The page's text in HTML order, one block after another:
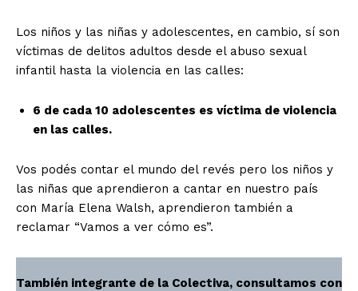
Los niños y las niñas y adolescentes, en cambio, sí son
víctimas de delitos adultos desde el abuso sexual
infantil hasta la violencia en las calles:
6 de cada 10 adolescentes es víctima de violencia
en las calles.
Vos podés contar el mundo del revés pero los niños y
las niñas que aprendieron a cantar en nuestro país
con María Elena Walsh, aprendieron también a
reclamar “Vamos a ver cómo es”.
También integrante de la Colectiva, consultamos con